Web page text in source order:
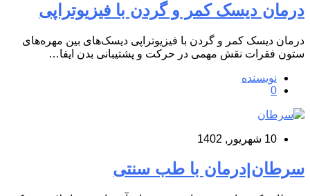
درمان دیسک کمر و گردن با فیزیوتراپی
درمان دیسک کمر و گردن با فیزیوتراپی دیسک‌های بین مهره‌های
ستون فقرات نقش مهمی در حرکت و پشتیبانی بدن ایفا…
نویسنده
0
10 شهریور, 1402
سرطان|درمان با طب سنتی